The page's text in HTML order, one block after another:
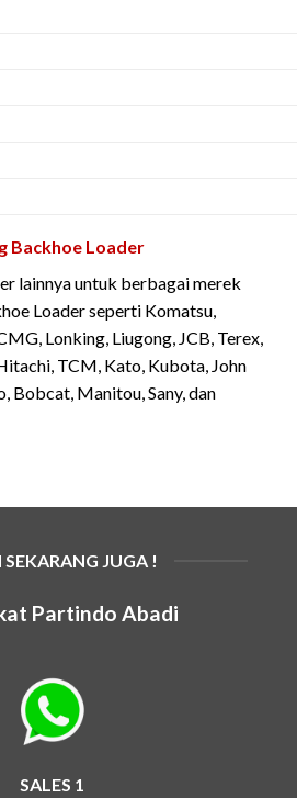
Backhoe Loader
lainnya untuk berbagai merek
Loader seperti Komatsu,
Lonking, Liugong, JCB, Terex,
TCM, Kato, Kubota, John
Bobcat, Manitou, Sany, dan
SEKARANG JUGA !
Partindo Abadi
SALES 1